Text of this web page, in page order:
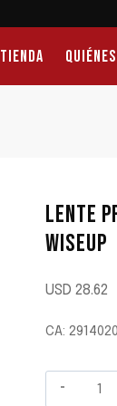
Tienda
LENTE
WISEUP
USD28.62
CA:
LENTE